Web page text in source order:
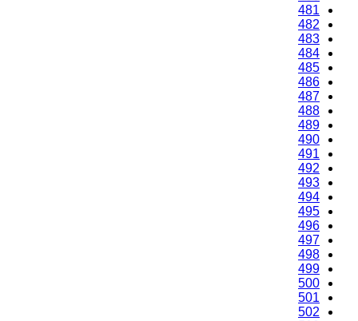
481
482
483
484
485
486
487
488
489
490
491
492
493
494
495
496
497
498
499
500
501
502